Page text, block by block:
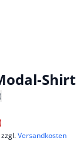
Shirt
Versandkosten